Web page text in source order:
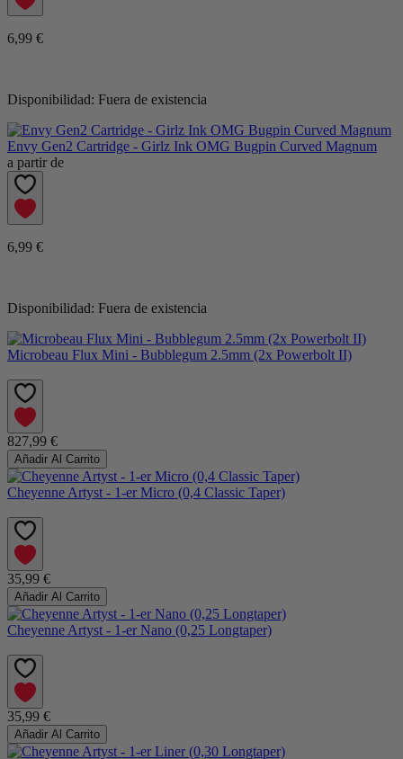
6,99 €
Disponibilidad: Fuera de existencia
Envy Gen2 Cartridge - Girlz Ink OMG Bugpin Curved Magnum
a partir de
6,99 €
Disponibilidad: Fuera de existencia
Microbeau Flux Mini - Bubblegum 2.5mm (2x Powerbolt II)
827,99 €
Añadir Al Carrito
Cheyenne Artyst - 1-er Micro (0,4 Classic Taper)
35,99 €
Añadir Al Carrito
Cheyenne Artyst - 1-er Nano (0,25 Longtaper)
35,99 €
Añadir Al Carrito